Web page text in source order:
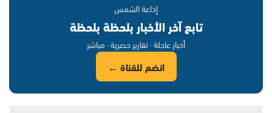
إذاعة الشمس
تابع آخر الأخبار بلحظة بلحظة
أخبار عاجلة · تقارير حصرية · مباشر
انضم للقناة ←